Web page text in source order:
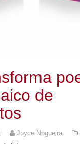
de
Joyce Nogueira